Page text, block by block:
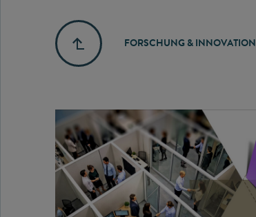
FORSCHUNG & INNOVATION